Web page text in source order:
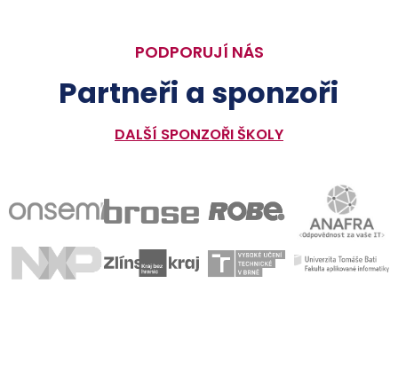
PODPORUJÍ NÁS
Partneři a sponzoři
DALŠÍ SPONZOŘI ŠKOLY